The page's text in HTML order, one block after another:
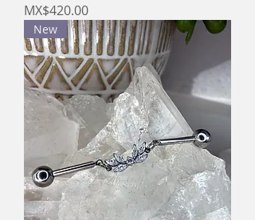
Price
MX$420.00
New